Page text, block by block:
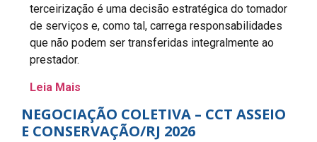
terceirização é uma decisão estratégica do tomador
de serviços e, como tal, carrega responsabilidades
que não podem ser transferidas integralmente ao
prestador.
Leia Mais
NEGOCIAÇÃO COLETIVA – CCT ASSEIO
E CONSERVAÇÃO/RJ 2026